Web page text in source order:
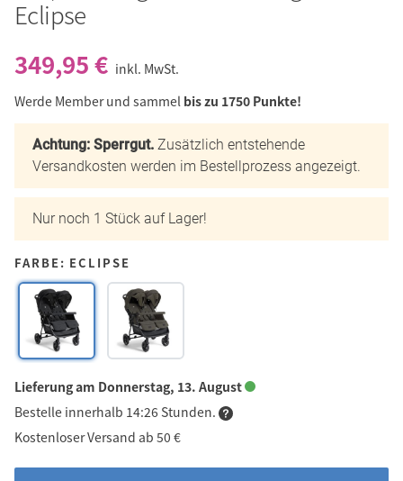
Eclipse
349,95 € inkl. MwSt.
Werde Member und sammel bis zu 1750 Punkte!
Achtung: Sperrgut. Zusätzlich entstehende
Versandkosten werden im Bestellprozess angezeigt.
Nur noch 1 Stück auf Lager!
FARBE: ECLIPSE
Lieferung am Donnerstag, 13. August
Bestelle innerhalb 14:26 Stunden.
Kostenloser Versand ab 50 €